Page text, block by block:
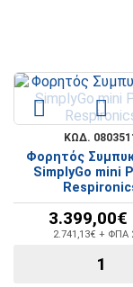
ΚΩΔ.
Φορητός
SimplyGo mini
3.399,00€
2.741,13€ + ΦΠΑ